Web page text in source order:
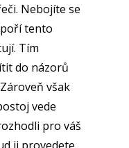
Nebojíte se
tento
Tím
do názorů
však
vede
pro váš